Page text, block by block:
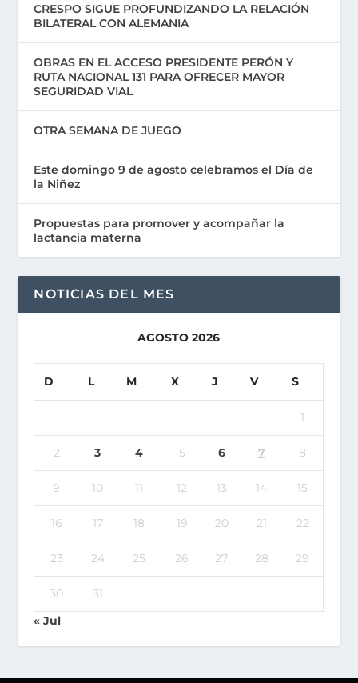
CRESPO SIGUE PROFUNDIZANDO LA RELACIÓN
BILATERAL CON ALEMANIA
OBRAS EN EL ACCESO PRESIDENTE PERÓN Y
RUTA NACIONAL 131 PARA OFRECER MAYOR
SEGURIDAD VIAL
OTRA SEMANA DE JUEGO
Este domingo 9 de agosto celebramos el Día de
la Niñez
Propuestas para promover y acompañar la
lactancia materna
NOTICIAS DEL MES
AGOSTO 2026
D L M X J V S
1
2 3 4 5 6 7 8
9 10 11 12 13 14 15
16 17 18 19 20 21 22
23 24 25 26 27 28 29
30
31
« Jul